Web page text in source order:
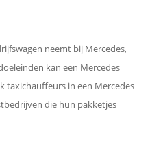
neemt bij Mercedes,
kan een Mercedes
taxichauffeurs in een Mercedes
die hun pakketjes